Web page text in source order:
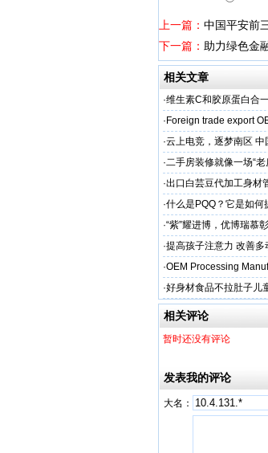
上一篇： 中国平安前
下一篇： 助力绿色金
相关文章
·维生素C和胶原蛋白合
· Foreign trade export
·云上电竞，逐梦南区
启幕
·二手房装修就像一场“
糟心！看完这篇再开工
·出口白芸豆代加工身材
贴牌
·什么是PQQ？它是如何
·“紫”耀进博，优博瑞慕
·提高孩子注意力 改善
·OEM Processing
·好身材食品不拉肚子儿
相关评论
暂时还没有评论
发表我的评论
大名：